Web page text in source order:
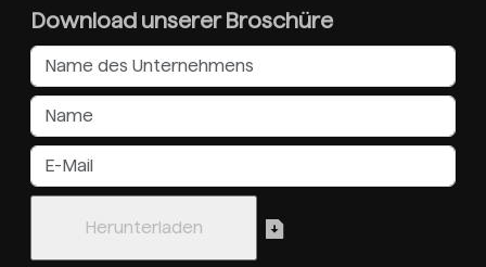
Download unserer Broschüre